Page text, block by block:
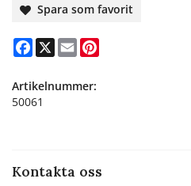
Spara som favorit
Facebook
X Email
Artikelnummer:
50061
Kontakta oss